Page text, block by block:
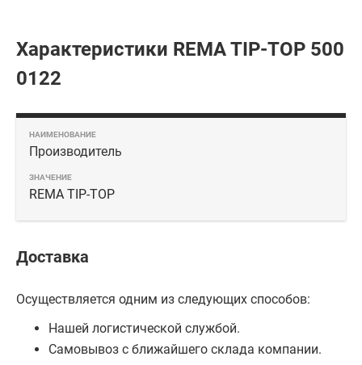
Характеристики REMA TIP-TOP 500
0122
Производитель
REMA TIP-TOP
Доставка
Осуществляется одним из следующих способов:
Нашей логистической службой.
Самовывоз с ближайшего склада компании.